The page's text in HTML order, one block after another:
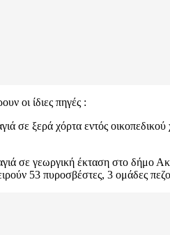
οι ίδιες πηγές :
σε ξερά χόρτα εντός
σε γεωργική έκταση στο δήμο
53 πυροσβέστες, 3 ομάδες